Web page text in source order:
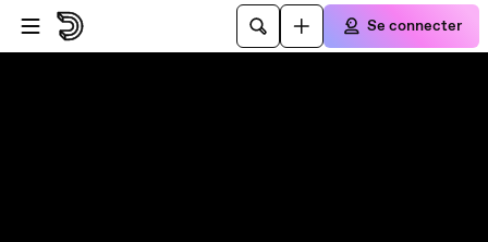
Passer au player
Passer au contenu principal
Se connecter